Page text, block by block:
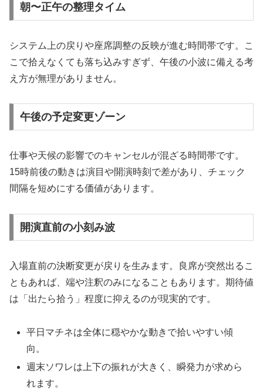
朝〜正午の整理タイム
システム上の戻りや座席調整の反映が進む時間帯です。こ
こで拾えなくても落ち込みすぎず、午後の小波に備える考
え方が無理がありません。
午後の予定変更ゾーン
仕事や天候の影響でのキャンセルが混ざる時間帯です。
15時前後の動きは演目や開演時刻で差があり、チェック
間隔を短めにする価値があります。
開演直前の小刻み波
入場直前の決断変更が戻りを生みます。良席が突然出るこ
ともあれば、端や注釈のみになることもあります。期待値
は「出たら拾う」程度に抑えるのが現実的です。
平日マチネは全体に穏やかな動きで拾いやすい傾
向。
週末ソワレは上下の振れが大きく、瞬発力が求めら
れます。